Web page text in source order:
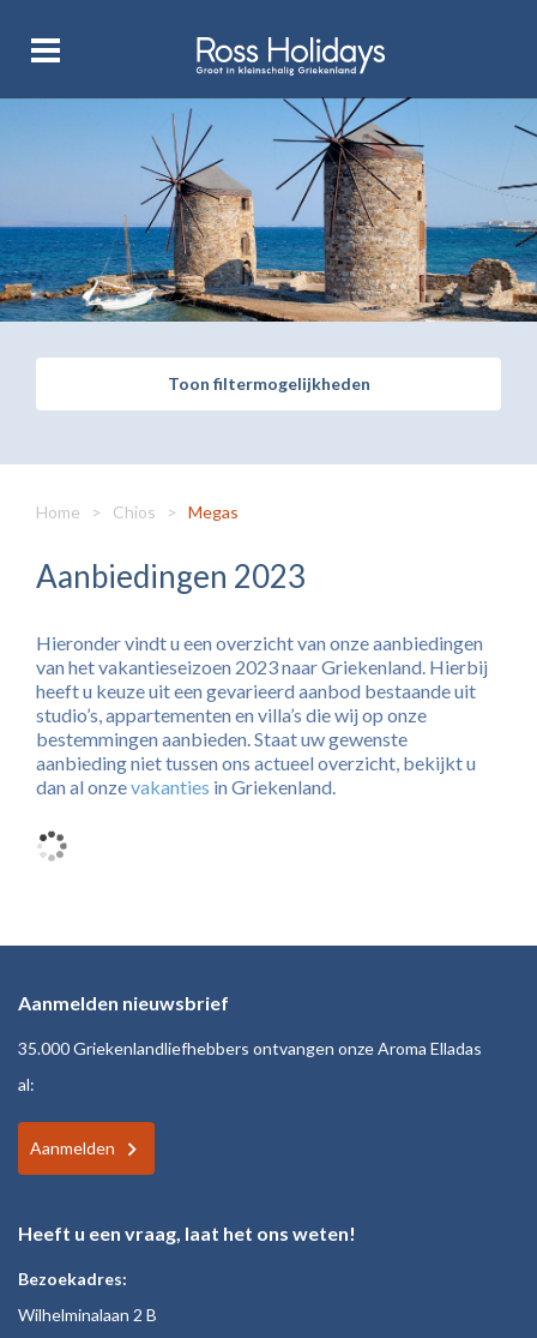
Toon filtermogelijkheden
Home > Chios > Megas
Aanbiedingen 2023
Hieronder vindt u een overzicht van onze aanbiedingen
van het vakantieseizoen 2023 naar Griekenland. Hierbij
heeft u keuze uit een gevarieerd aanbod bestaande uit
studio’s, appartementen en villa’s die wij op onze
bestemmingen aanbieden. Staat uw gewenste
aanbieding niet tussen ons actueel overzicht, bekijkt u
dan al onzevakanties in Griekenland.
Aanmelden nieuwsbrief
35.000 Griekenlandliefhebbers ontvangen onze Aroma Elladas
al:
Aanmelden
Heeft u een vraag, laat het ons weten!
Bezoekadres:
Wilhelminalaan 2 B